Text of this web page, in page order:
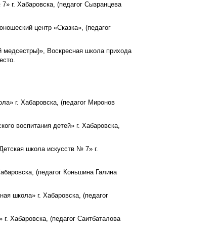
г. Хабаровска, (педагог Сызранцева
центр «Сказка», (педагог
Воскресная школа прихода
г. Хабаровска, (педагог Миронов
воспитания детей» г. Хабаровска,
школа искусств № 7» г.
(педагог Коньшина Галина
школа» г. Хабаровска, (педагог
Хабаровска, (педагог Саитбаталова